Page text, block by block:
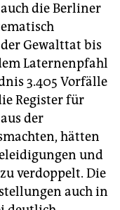
die Berliner
Gewalttat bis
Laternenpfahl
3.405 Vorfälle
Register für
der
hätten
und
verdoppelt. Die
auch in